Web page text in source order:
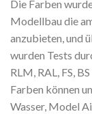
Die Farben
Modellbau die
anzubieten, und
wurden Tests
RLM, RAL, FS,
Farben können
Wasser, Model